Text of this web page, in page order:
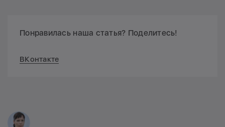
Понравилась наша статья? Поделитесь!
ВКонтакте